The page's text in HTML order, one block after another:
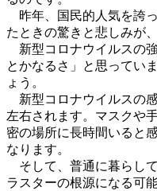
昨年、国民的人気を誇
たときの驚きと悲しみが
新型コロナウイルスの
とかなるさ」と思ってい
ょう。
新型コロナウイルスの
左右されます。マスクや
密の場所に長時間いると
なります。
そして、普通に暮らし
ラスターの根源になる可